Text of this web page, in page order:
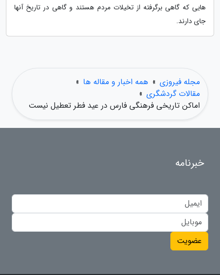
هایی که گاهی برگرفته از تخیلات مردم هستند و گاهی در تاریخ آنها
جای دارند.
مجله فیروزی » همه اخبار و مقاله ها »
مقالات گردشگری »
اماکن تاریخی فرهنگی فارس در عید فطر تعطیل نیست
خبرنامه
عضویت